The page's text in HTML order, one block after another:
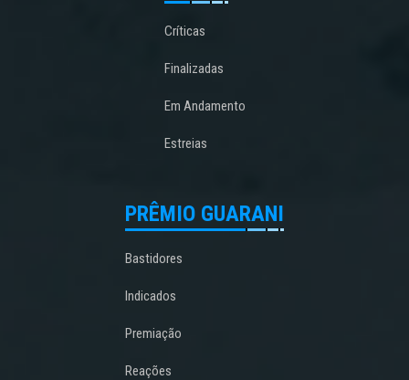
Críticas
Finalizadas
Em Andamento
Estreias
PRÊMIO GUARANI
Bastidores
Indicados
Premiação
Reações